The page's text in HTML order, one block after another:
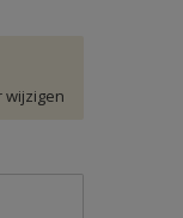
wijzigen